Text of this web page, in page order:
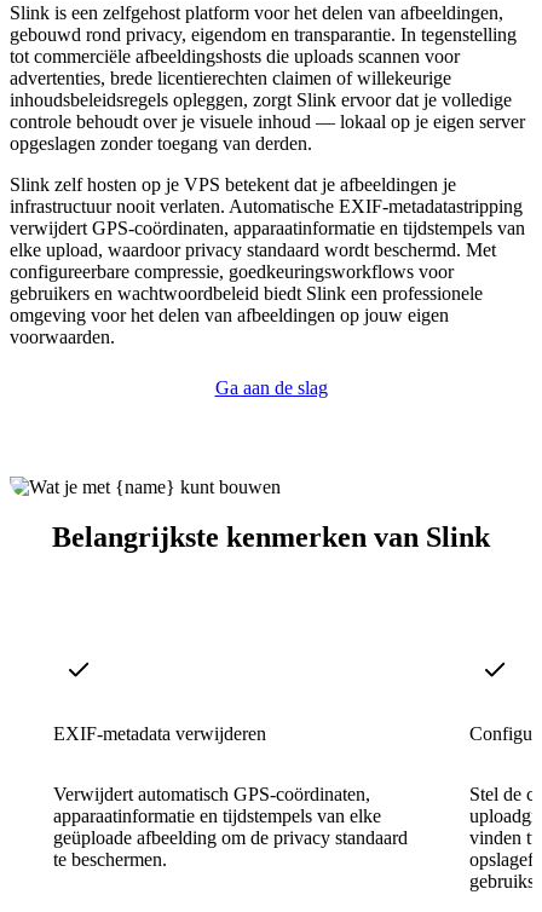
Slink is een zelfgehost platform voor het delen van afbeeldingen,
gebouwd rond privacy, eigendom en transparantie. In tegenstelling
tot commerciële afbeeldingshosts die uploads scannen voor
advertenties, brede licentierechten claimen of willekeurige
inhoudsbeleidsregels opleggen, zorgt Slink ervoor dat je volledige
controle behoudt over je visuele inhoud — lokaal op je eigen server
opgeslagen zonder toegang van derden.
Slink zelf hosten op je VPS betekent dat je afbeeldingen je
infrastructuur nooit verlaten. Automatische EXIF-metadatastripping
verwijdert GPS-coördinaten, apparaatinformatie en tijdstempels van
elke upload, waardoor privacy standaard wordt beschermd. Met
configureerbare compressie, goedkeuringsworkflows voor
gebruikers en wachtwoordbeleid biedt Slink een professionele
omgeving voor het delen van afbeeldingen op jouw eigen
voorwaarden.
Ga aan de slag
Belangrijkste kenmerken van Slink
EXIF-metadata verwijderen
Verwijdert automatisch GPS-coördinaten,
apparaatinformatie en tijdstempels van elke
geüploade afbeelding om de privacy standaard
te beschermen.
Stel de
vinden